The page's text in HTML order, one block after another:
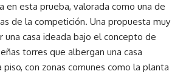
en esta prueba, valorada como una de
de la competición. Una propuesta muy
una casa ideada bajo el concepto de
torres que albergan una casa
piso, con zonas comunes como la planta